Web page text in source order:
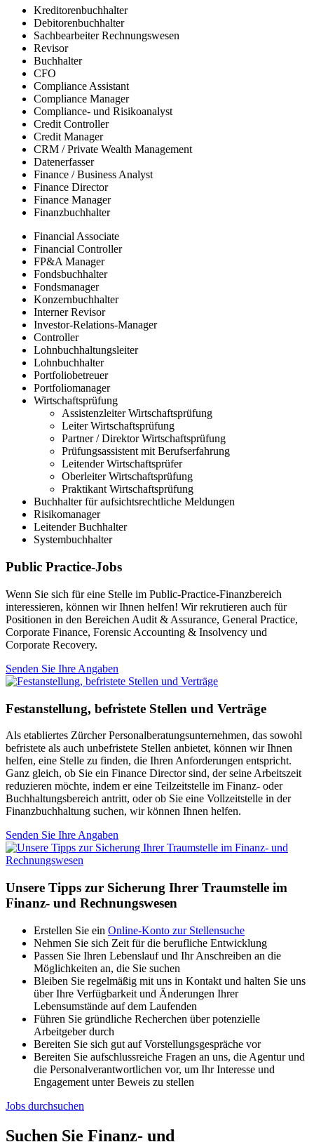
Kreditorenbuchhalter
Debitorenbuchhalter
Sachbearbeiter Rechnungswesen
Revisor
Buchhalter
CFO
Compliance Assistant
Compliance Manager
Compliance- und Risikoanalyst
Credit Controller
Credit Manager
CRM / Private Wealth Management
Datenerfasser
Finance / Business Analyst
Finance Director
Finance Manager
Finanzbuchhalter
Financial Associate
Financial Controller
FP&A Manager
Fondsbuchhalter
Fondsmanager
Konzernbuchhalter
Interner Revisor
Investor-Relations-Manager
Controller
Lohnbuchhaltungsleiter
Lohnbuchhalter
Portfoliobetreuer
Portfoliomanager
Wirtschaftsprüfung
Assistenzleiter Wirtschaftsprüfung
Leiter Wirtschaftsprüfung
Partner / Direktor Wirtschaftsprüfung
Prüfungsassistent mit Berufserfahrung
Leitender Wirtschaftsprüfer
Oberleiter Wirtschaftsprüfung
Praktikant Wirtschaftsprüfung
Buchhalter für aufsichtsrechtliche Meldungen
Risikomanager
Leitender Buchhalter
Systembuchhalter
Public Practice-Jobs
Wenn Sie sich für eine Stelle im Public-Practice-Finanzbereich
interessieren, können wir Ihnen helfen! Wir rekrutieren auch für
Positionen in den Bereichen Audit & Assurance, General Practice,
Corporate Finance, Forensic Accounting & Insolvency und
Corporate Recovery.
Senden Sie Ihre Angaben
Festanstellung, befristete Stellen und Verträge
Als etabliertes Zürcher Personalberatungsunternehmen, das sowohl
befristete als auch unbefristete Stellen anbietet, können wir Ihnen
helfen, eine Stelle zu finden, die Ihren Anforderungen entspricht.
Ganz gleich, ob Sie ein Finance Director sind, der seine Arbeitszeit
reduzieren möchte, indem er eine Teilzeitstelle im Finanz- oder
Buchhaltungsbereich antritt, oder ob Sie eine Vollzeitstelle in der
Finanzbuchhaltung suchen, wir können Ihnen helfen.
Senden Sie Ihre Angaben
Unsere Tipps zur Sicherung Ihrer Traumstelle im
Finanz- und Rechnungswesen
Erstellen Sie ein Online-Konto zur Stellensuche
Nehmen Sie sich Zeit für die berufliche Entwicklung
Passen Sie Ihren Lebenslauf und Ihr Anschreiben an die
Möglichkeiten an, die Sie suchen
Bleiben Sie regelmäßig mit uns in Kontakt und halten Sie uns
über Ihre Verfügbarkeit und Änderungen Ihrer
Lebensumstände auf dem Laufenden
Führen Sie gründliche Recherchen über potenzielle
Arbeitgeber durch
Bereiten Sie sich gut auf Vorstellungsgespräche vor
Bereiten Sie aufschlussreiche Fragen an uns, die Agentur und
die Personalverantwortlichen vor, um Ihr Interesse und
Engagement unter Beweis zu stellen
Jobs durchsuchen
Suchen Sie Finanz- und